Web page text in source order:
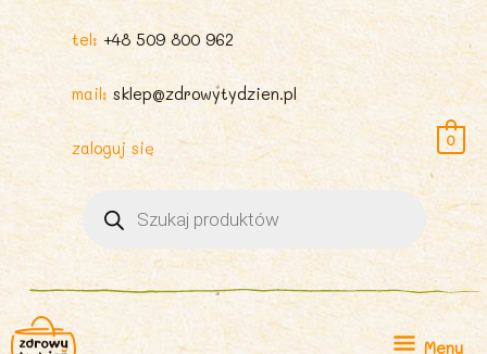
tel: +48 509 800 962
mail: sklep@zdrowytydzien.pl
zaloguj się
produktów
0
Menu
Menu